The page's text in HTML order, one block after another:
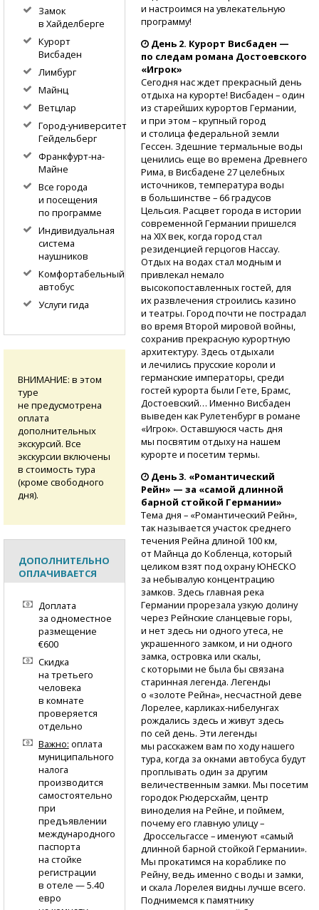
и настроимся на увлекательную
программу!
День 2. Курорт Висбаден —
по следам романа Достоевского
«Игрок»
Сегодня нас ждет прекрасный день
отдыха на курорте! Висбаден – один
из старейших курортов Германии,
и при этом – крупный город
и столица федеральной земли
Гессен. Здешние термальные воды
ценились еще во времена Древнего
Рима, в Висбадене 27 целебных
источников, температура воды
в большинстве – 66 градусов
Цельсия. Расцвет города в истории
современной Германии пришелся
на XIX век, когда город стал
резиденцией герцогов Нассау.
Отдых на водах стал модным и
привлекал немало
высокопоставленных гостей, для
их развлечения строились казино
и театры. Город почти не пострадал
во время Второй мировой войны,
сохранив прекрасную курортную
архитектуру. Здесь отдыхали
и лечились прусские короли и
германские императоры, среди
гостей курорта были Гете, Брамс,
Достоевский… Именно Висбаден
выведен как Рулетенбург в романе
«Игрок». Оставшуюся часть дня
мы посвятим отдыху на нашем
курорте и посетим термы.
День 3. «Романтический
Рейн» — за «самой длинной
барной стойкой Германии»
Тема дня – «Романтический Рейн»,
так называется участок среднего
течения Рейна длиной 100 км,
от Майнца до Кобленца, который
целиком взят под охрану ЮНЕСКО
за небывалую концентрацию
замков. Здесь главная река
Германии прорезала узкую долину
через Рейнские сланцевые горы,
и нет здесь ни одного утеса, не
украшенного замком, и ни одного
замка, островка или скалы,
с которыми не была бы связана
старинная легенда. Легенды
о «золоте Рейна», несчастной деве
Лорелее, карликах-нибелунгах
рождались здесь и живут здесь
по сей день. Эти легенды
мы расскажем вам по ходу нашего
тура, когда за окнами автобуса будут
проплывать один за другим
величественным замки. Мы посетим
городок Рюдерсхайм, центр
виноделия на Рейне, и поймем,
почему его главную улицу –
Дроссельгассе – именуют «самый
длинной барной стойкой Германии».
Мы прокатимся на кораблике по
Рейну, ведь именно с воды и замки,
и скала Лорелея видны лучше всего.
Поднимемся к памятнику
Замок
в Хайделберге
Курорт
Висбаден
Лимбург
Майнц
Ветцлар
Город-университет
Гейдельберг
Франкфурт-на-
Майне
Все города
и посещения
по программе
Индивидуальная
система
наушников
Комфортабельный
автобус
Услуги гида
ВНИМАНИЕ: в этом
туре
не предусмотрена
оплата
дополнительных
экскурсий. Все
экскурсии включены
в стоимость тура
(кроме свободного
дня).
ДОПОЛНИТЕЛЬНО
ОПЛАЧИВАЕТСЯ
Доплата
за одноместное
размещение
€600
Скидка
на третьего
человека
в комнате
проверяется
отдельно
Важно: оплата
муниципального
налога
производится
самостоятельно
при
предъявлении
международного
паспорта
на стойке
регистрации
в отеле — 5.40
евро